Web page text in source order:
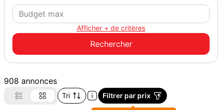
Afficher + de critères
908 annonces
Tri Filtrer par prix